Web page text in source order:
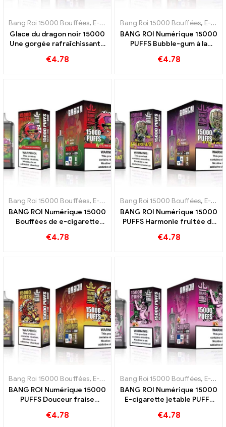
Bang Roi 15000 Bouffées, E-cigarettes jetables Suède ,E-cigarettes
Glace du dragon noir 15000
Une gorgée rafraîchissante
BANG KING Digital 15000
€4.78
Bang Roi 15000 Bouffées, E-cigarettes jetables Suède
BANG ROI Numérique 15000
PUFFS Bubble-gum à la
enchanteront vos papilles
€4.78
Bang Roi 15000 Bouffées, E-cigarettes jetables Suède ,E-cigarettes
BANG ROI Numérique 15000
Bouffées de e-cigarette
framboise 15000 Les trains
€4.78
Bang Roi 15000 Bouffées, E-cigarettes jetables Suède
BANG ROI Numérique 15000
PUFFS Harmonie fruitée du
et de la goyave
€4.78
Bang Roi 15000 Bouffées, E-cigarettes jetables Suède ,E-cigarettes
BANG ROI Numérique 15000
PUFFS Douceur fraise
€4.78
Bang Roi 15000 Bouffées, E-cigarettes jetables Suède
BANG ROI Numérique 15000
E-cigarette jetable PUFFS
€4.78